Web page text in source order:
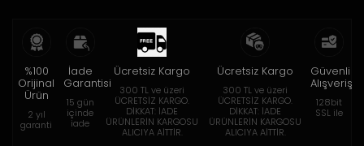
%100
Orijinal
Ürün
2 yıl
garanti
İade
Garantisi
15 gün
içinde
iade
Ücretsiz Kargo
300 TL ve üzeri
ÜCRETSİZ KARGO.
DİKKAT: İADE
ÜRÜNLERİN KARGOSU
ALICIYA AİTTİR.
Ücretsiz Kargo
300 TL ve üzeri
ÜCRETSİZ KARGO.
DİKKAT: İADE
ÜRÜNLERİN KARGOSU
ALICIYA AİTTİR.
Güvenli
Alışveriş
128bit
SSL ile